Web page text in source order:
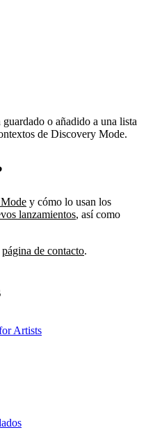
o añadido a una lista
de Discovery Mode.
y cómo lo usan los
lanzamientos, así como
página de contacto.
Artists